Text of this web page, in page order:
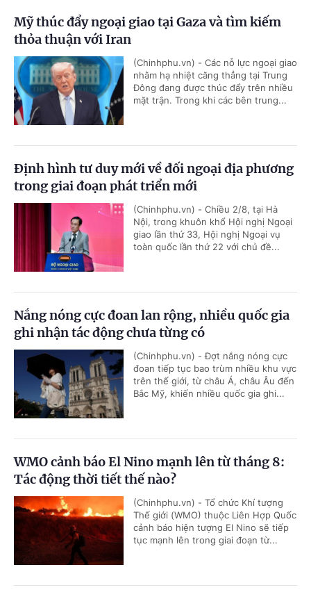
Mỹ thúc đẩy ngoại giao tại Gaza và tìm kiếm
thỏa thuận với Iran
(Chinhphu.vn) - Các nỗ lực ngoại giao
nhằm hạ nhiệt căng thẳng tại Trung
Đông đang được thúc đẩy trên nhiều
mặt trận. Trong khi các bên trung...
Định hình tư duy mới về đối ngoại địa phương
trong giai đoạn phát triển mới
(Chinhphu.vn) - Chiều 2/8, tại Hà
Nội, trong khuôn khổ Hội nghị Ngoại
giao lần thứ 33, Hội nghị Ngoại vụ
toàn quốc lần thứ 22 với chủ đề...
Nắng nóng cực đoan lan rộng, nhiều quốc gia
ghi nhận tác động chưa từng có
(Chinhphu.vn) - Đợt nắng nóng cực
đoan tiếp tục bao trùm nhiều khu vực
trên thế giới, từ châu Á, châu Âu đến
Bắc Mỹ, khiến nhiều quốc gia ghi...
WMO cảnh báo El Nino mạnh lên từ tháng 8:
Tác động thời tiết thế nào?
(Chinhphu.vn) - Tổ chức Khí tượng
Thế giới (WMO) thuộc Liên Hợp Quốc
cảnh báo hiện tượng El Nino sẽ tiếp
tục mạnh lên trong giai đoạn từ...